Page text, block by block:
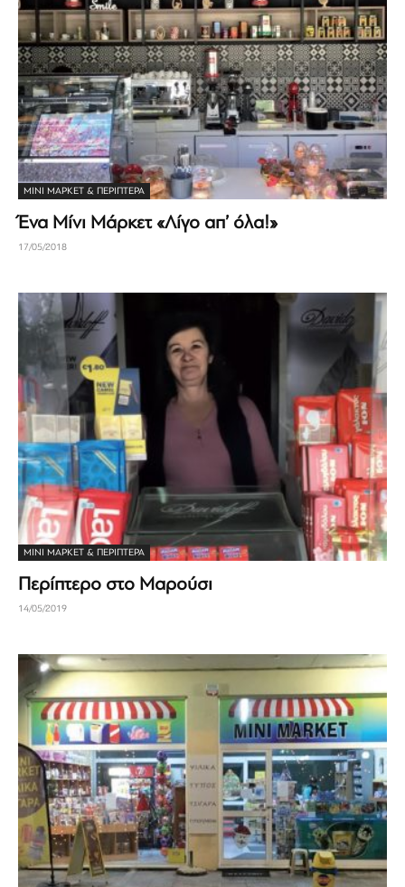
ΜΊΝΙ ΜΆΡΚΕΤ & ΠΕΡΊΠΤΕΡΑ
Ένα Μίνι Μάρκετ «Λίγο απ’ όλα!»
17/05/2018
ΜΊΝΙ ΜΆΡΚΕΤ & ΠΕΡΊΠΤΕΡΑ
Περίπτερο στο Μαρούσι
14/05/2019